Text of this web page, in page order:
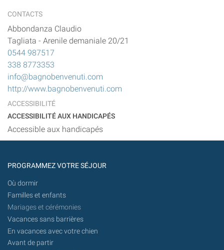
CONTACTS
Abbondanza Claudio
Tagliata - Arenile demaniale 20/21
0544 987517
338 8773353
info@bagnobenvenuti.com
http://www.bagnobenvenuti.com
ACCESSIBILITÉ
ACCESSIBILITÉ AUX HANDICAPÉS
Accessible aux handicapés
PROGRAMMEZ VOTRE SÉJOUR
Où dormir
Familles et enfants
Mariages et cérémonies
Vacances sans barrières
En vacances avec votre chien
Avant de partir